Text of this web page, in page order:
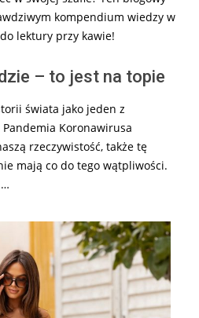
kompendium wiedzy w
lektury przy kawie!
– to jest na topie
świata jako jeden z
Koronawirusa
rzeczywistość, także tę
mają co do tego wątpliwości.